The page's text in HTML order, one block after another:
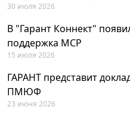
30 июля 2026
В "Гарант Коннект"
поддержка MCP
15 июля 2026
ГАРАНТ представит
ПМЮФ
23 июня 2026